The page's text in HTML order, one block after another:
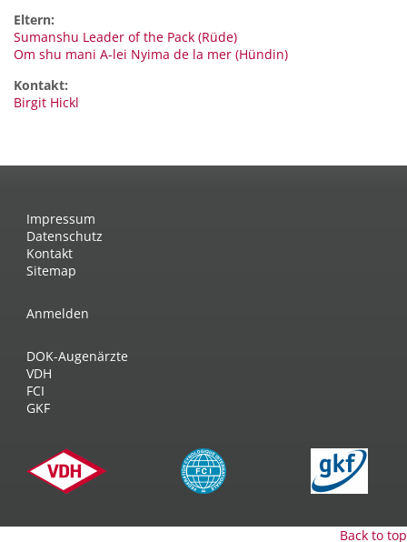
Eltern:
Sumanshu Leader of the Pack (Rüde)
Om shu mani A-lei Nyima de la mer (Hündin)
Kontakt:
Birgit Hickl
Impressum
Datenschutz
Kontakt
Sitemap
Anmelden
DOK-Augenärzte
VDH
FCI
GKF
Back to top